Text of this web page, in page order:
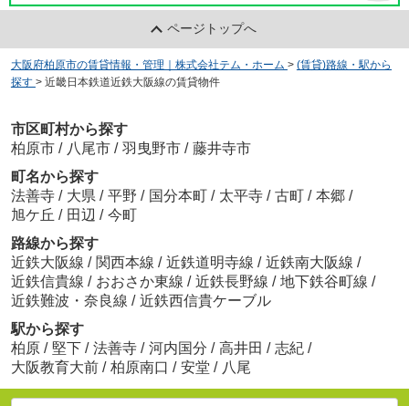
ページトップへ
大阪府柏原市の賃貸情報・管理｜株式会社テム・ホーム > (賃貸)路線・駅から
探す > 近畿日本鉄道近鉄大阪線の賃貸物件
市区町村から探す
柏原市 / 八尾市 / 羽曳野市 / 藤井寺市
町名から探す
法善寺 / 大県 / 平野 / 国分本町 / 太平寺 / 古町 / 本郷 /
旭ケ丘 / 田辺 / 今町
路線から探す
近鉄大阪線 / 関西本線 / 近鉄道明寺線 / 近鉄南大阪線 /
近鉄信貴線 / おおさか東線 / 近鉄長野線 / 地下鉄谷町線 /
近鉄難波・奈良線 / 近鉄西信貴ケーブル
駅から探す
柏原 / 堅下 / 法善寺 / 河内国分 / 高井田 / 志紀 /
大阪教育大前 / 柏原南口 / 安堂 / 八尾